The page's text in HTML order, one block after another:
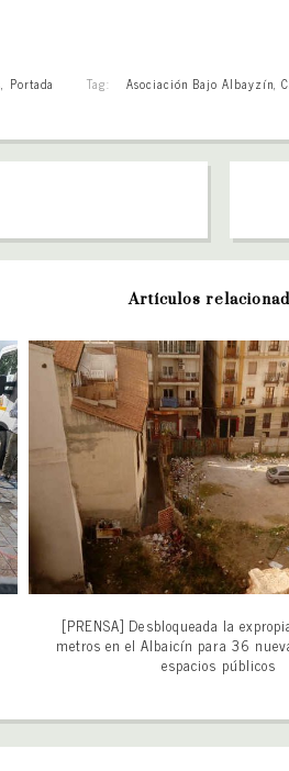
, Portada Tag: Asociación Bajo Albayzín,
Artículos
[PRENSA] Desbloqueada la
metros en el Albaicín para 36
espacios públicos